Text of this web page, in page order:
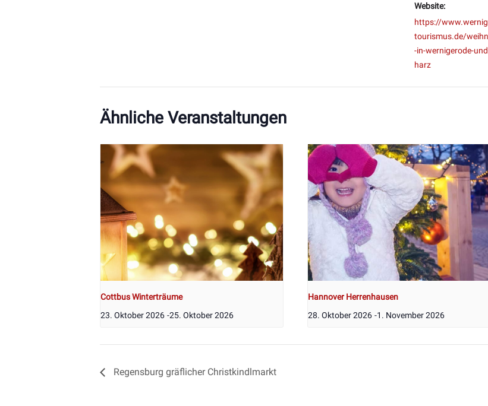
Website:
https://
tourismus.de/
-in-wernigerode-
harz
Ähnliche Veranstaltungen
Cottbus Winterträume
23. Oktober 2026 -25. Oktober 2026
Hannover Herrenhausen
28. Oktober 2026 -1. November 2026
Regensburg gräflicher Christkindlmarkt